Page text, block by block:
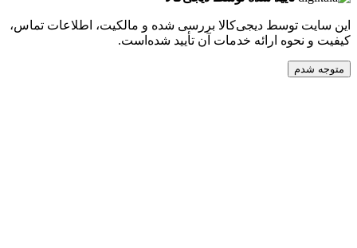
توسط دیجی‌کالا بررسی شده و مالکیت، اطلاعات تماس،
ارائه خدمات آن تأیید شده‌است.